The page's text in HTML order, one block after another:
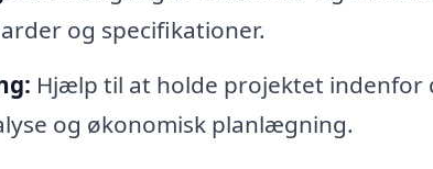
og specifikationer.
Hjælp til at holde projektet indenfor
og økonomisk planlægning.